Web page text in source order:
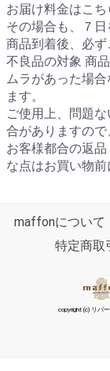
お届け料金はこち
その場合も、７日
商品到着後、必ず
不良品の対象 商
ムラがあった場
ます。
ご使用上、問題
合がありますので
お客様都合の返
な点はお買い物前
maffonについて
特定商取
copyright (c) リバ